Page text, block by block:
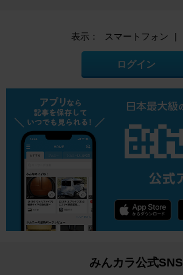
表示： スマートフォン |
ログイン
みんカラ公式SNS